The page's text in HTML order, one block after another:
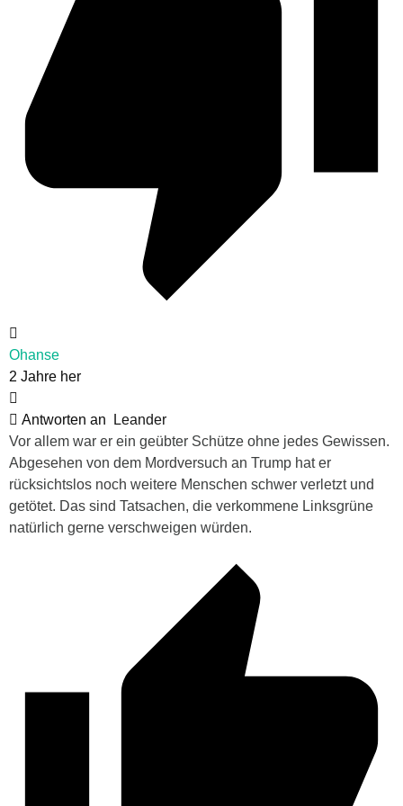
Ohanse
2 Jahre her
Antworten an
Leander
Vor allem war er ein geübter Schütze ohne jedes Gewissen.
Abgesehen von dem Mordversuch an Trump hat er
rücksichtslos noch weitere Menschen schwer verletzt und
getötet. Das sind Tatsachen, die verkommene Linksgrüne
natürlich gerne verschweigen würden.